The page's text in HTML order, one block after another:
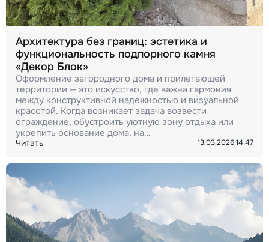
Архитектура без границ: эстетика и
функциональность подпорного камня
«Декор Блок»
Оформление загородного дома и прилегающей
территории — это искусство, где важна гармония
между конструктивной надежностью и визуальной
красотой. Когда возникает задача возвести
ограждение, обустроить уютную зону отдыха или
укрепить основание дома, на…
Читать 13.03.2026 14:47